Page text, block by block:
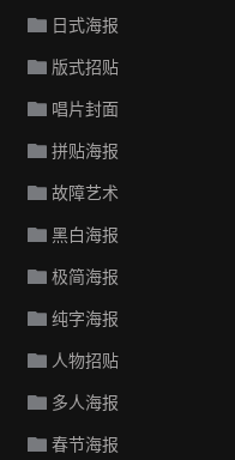
日式海报
版式招贴
唱片封面
拼贴海报
故障艺术
黑白海报
极简海报
纯字海报
人物招贴
多人海报
春节海报